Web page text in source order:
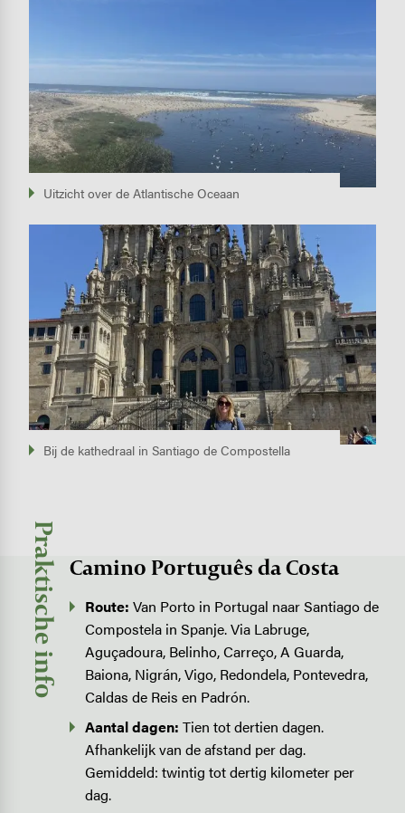
Uitzicht over de Atlantische Oceaan
Bij de kathedraal in Santiago de Compostella
Praktische info Camino Português da Costa
Route:Van Porto in Portugal naar Santiago de
Compostela in Spanje. Via Labruge,
Aguçadoura, Belinho, Carreço, A Guarda,
Baiona, Nigrán, Vigo, Redondela, Pontevedra,
Caldas de Reis en Padrón.
Aantal dagen:Tien tot dertien dagen.
Afhankelijk van de afstand per dag.
Gemiddeld: twintig tot dertig kilometer per
dag.